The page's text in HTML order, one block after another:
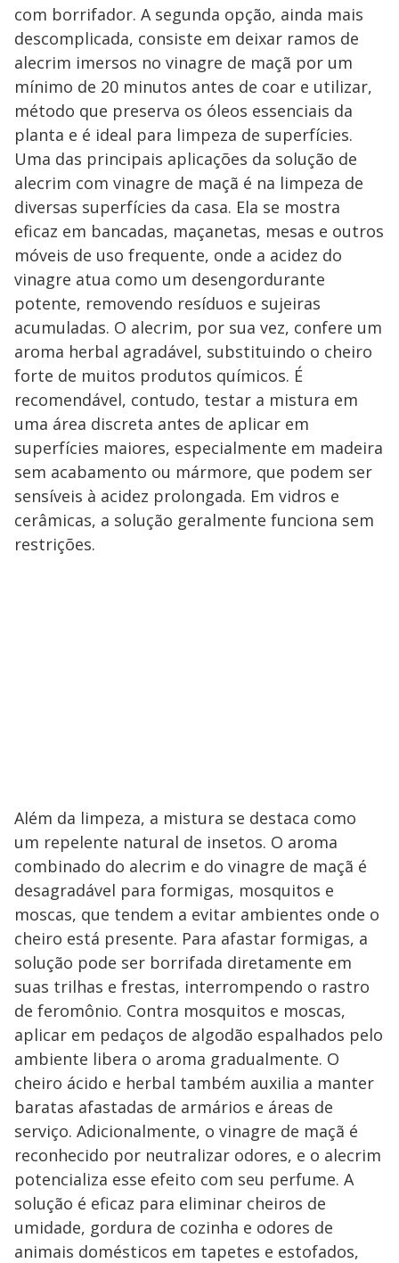
com borrifador. A segunda opção, ainda mais
descomplicada, consiste em deixar ramos de
alecrim imersos no vinagre de maçã por um
mínimo de 20 minutos antes de coar e utilizar,
método que preserva os óleos essenciais da
planta e é ideal para limpeza de superfícies.
Uma das principais aplicações da solução de
alecrim com vinagre de maçã é na limpeza de
diversas superfícies da casa. Ela se mostra
eficaz em bancadas, maçanetas, mesas e outros
móveis de uso frequente, onde a acidez do
vinagre atua como um desengordurante
potente, removendo resíduos e sujeiras
acumuladas. O alecrim, por sua vez, confere um
aroma herbal agradável, substituindo o cheiro
forte de muitos produtos químicos. É
recomendável, contudo, testar a mistura em
uma área discreta antes de aplicar em
superfícies maiores, especialmente em madeira
sem acabamento ou mármore, que podem ser
sensíveis à acidez prolongada. Em vidros e
cerâmicas, a solução geralmente funciona sem
restrições.
Além da limpeza, a mistura se destaca como
um repelente natural de insetos. O aroma
combinado do alecrim e do vinagre de maçã é
desagradável para formigas, mosquitos e
moscas, que tendem a evitar ambientes onde o
cheiro está presente. Para afastar formigas, a
solução pode ser borrifada diretamente em
suas trilhas e frestas, interrompendo o rastro
de feromônio. Contra mosquitos e moscas,
aplicar em pedaços de algodão espalhados pelo
ambiente libera o aroma gradualmente. O
cheiro ácido e herbal também auxilia a manter
baratas afastadas de armários e áreas de
serviço. Adicionalmente, o vinagre de maçã é
reconhecido por neutralizar odores, e o alecrim
potencializa esse efeito com seu perfume. A
solução é eficaz para eliminar cheiros de
umidade, gordura de cozinha e odores de
animais domésticos em tapetes e estofados,